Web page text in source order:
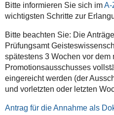
Bitte informieren Sie sich imA-
wichtigsten Schritte zur
Bitte beachten Sie: Die
Prüfungsamt
spätestens 3 Wochen vor dem
Promotionsausschusses
eingereicht werden (der
und vorletzten oder letzten
Antrag für die Annahme als